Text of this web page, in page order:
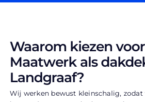
Waarom kiezen
Maatwerk als
Landgraaf?
Wij werken bewust kleinschalig,